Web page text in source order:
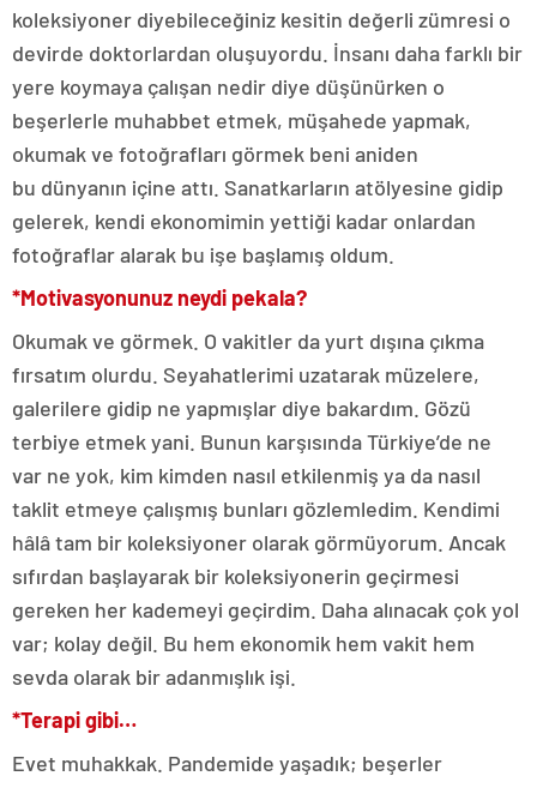
koleksiyoner diyebileceğiniz kesitin değerli zümresi o
devirde doktorlardan oluşuyordu. İnsanı daha farklı bir
yere koymaya çalışan nedir diye düşünürken o
beşerlerle muhabbet etmek, müşahede yapmak,
okumak ve fotoğrafları görmek beni aniden
bu dünyanın içine attı. Sanatkarların atölyesine gidip
gelerek, kendi ekonomimin yettiği kadar onlardan
fotoğraflar alarak bu işe başlamış oldum.
*Motivasyonunuz neydi pekala?
Okumak ve görmek. O vakitler da yurt dışına çıkma
fırsatım olurdu. Seyahatlerimi uzatarak müzelere,
galerilere gidip ne yapmışlar diye bakardım. Gözü
terbiye etmek yani. Bunun karşısında Türkiye’de ne
var ne yok, kim kimden nasıl etkilenmiş ya da nasıl
taklit etmeye çalışmış bunları gözlemledim. Kendimi
hâlâ tam bir koleksiyoner olarak görmüyorum. Ancak
sıfırdan başlayarak bir koleksiyonerin geçirmesi
gereken her kademeyi geçirdim. Daha alınacak çok yol
var; kolay değil. Bu hem ekonomik hem vakit hem
sevda olarak bir adanmışlık işi.
*Terapi gibi…
Evet muhakkak. Pandemide yaşadık; beşerler